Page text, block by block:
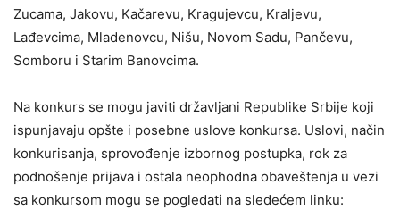
Zucama, Jakovu, Kačarevu, Kragujevcu, Kraljevu,
Lađevcima, Mladenovcu, Nišu, Novom Sadu, Pančevu,
Somboru i Starim Banovcima.
Na konkurs se mogu javiti državljani Republike Srbije koji
ispunjavaju opšte i posebne uslove konkursa. Uslovi, način
konkurisanja, sprovođenje izbornog postupka, rok za
podnošenje prijava i ostala neophodna obaveštenja u vezi
sa konkursom mogu se pogledati na sledećem linku: